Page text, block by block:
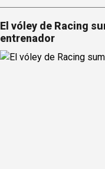
El vóley de Racing
entrenador